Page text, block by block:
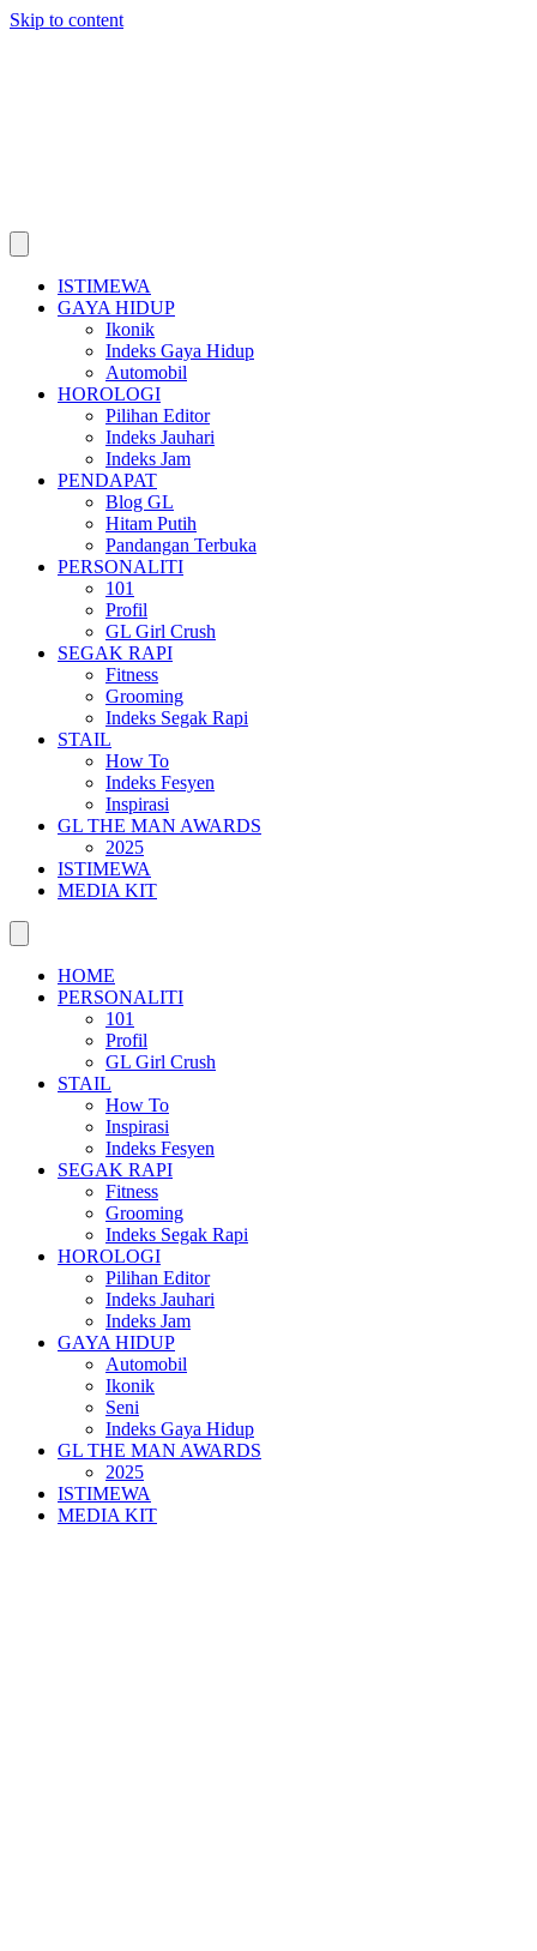
Skip to content
ISTIMEWA
GAYA HIDUP
Ikonik
Indeks Gaya Hidup
Automobil
HOROLOGI
Pilihan Editor
Indeks Jauhari
Indeks Jam
PENDAPAT
Blog GL
Hitam Putih
Pandangan Terbuka
PERSONALITI
101
Profil
GL Girl Crush
SEGAK RAPI
Fitness
Grooming
Indeks Segak Rapi
STAIL
How To
Indeks Fesyen
Inspirasi
GL THE MAN AWARDS
2025
ISTIMEWA
MEDIA KIT
HOME
PERSONALITI
101
Profil
GL Girl Crush
STAIL
How To
Inspirasi
Indeks Fesyen
SEGAK RAPI
Fitness
Grooming
Indeks Segak Rapi
HOROLOGI
Pilihan Editor
Indeks Jauhari
Indeks Jam
GAYA HIDUP
Automobil
Ikonik
Seni
Indeks Gaya Hidup
GL THE MAN AWARDS
2025
ISTIMEWA
MEDIA KIT